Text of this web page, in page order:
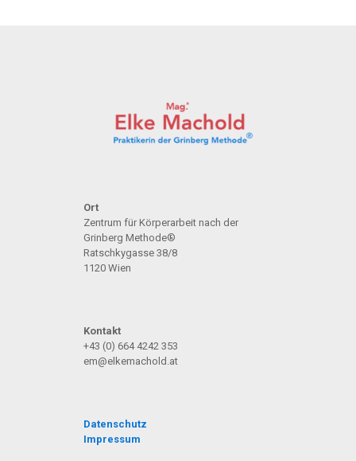
Ort
Zentrum für Körperarbeit nach der
Grinberg Methode®
Ratschkygasse 38/8
1120 Wien
Kontakt
+43 (0) 664 4242 353
em@elkemachold.at
Datenschutz
Impressum